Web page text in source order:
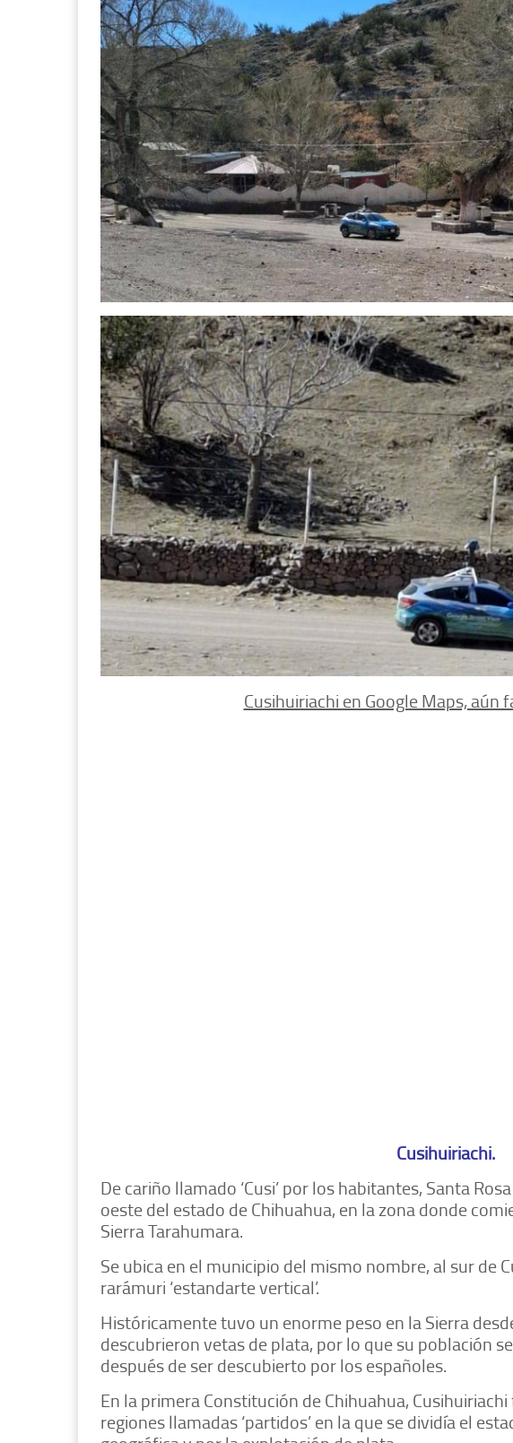
Cusihuiriachi en Google Maps, aún
Cusihuiriachi.
De cariño llamado ‘Cusi’ por los habitantes, Santa
oeste del estado de Chihuahua, en la zona donde
Sierra Tarahumara.
Se ubica en el municipio del mismo nombre, al sur de
rarámuri ‘estandarte vertical’.
Históricamente tuvo un enorme peso en la Sierra
descubrieron vetas de plata, por lo que su población
después de ser descubierto por los españoles.
En la primera Constitución de Chihuahua,
regiones llamadas ‘partidos’ en la que se dividía el